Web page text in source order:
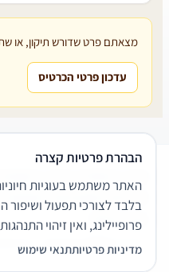
מצאתם פרט שדורש תיקון, או
עדכון פרטי הכרטיס
שירותים משפטיים
דרושים
תנאי שימוש
© 2026 הפירמה. כל הזכויות שמורות.
הבהרת פרטיות קצרה
האתר משתמש בעוגיות
בלבד לצורכי תפעול ושיפור
פרופיילינג, ואין זיהוי
מדיניות פרטיותתנאי שימוש